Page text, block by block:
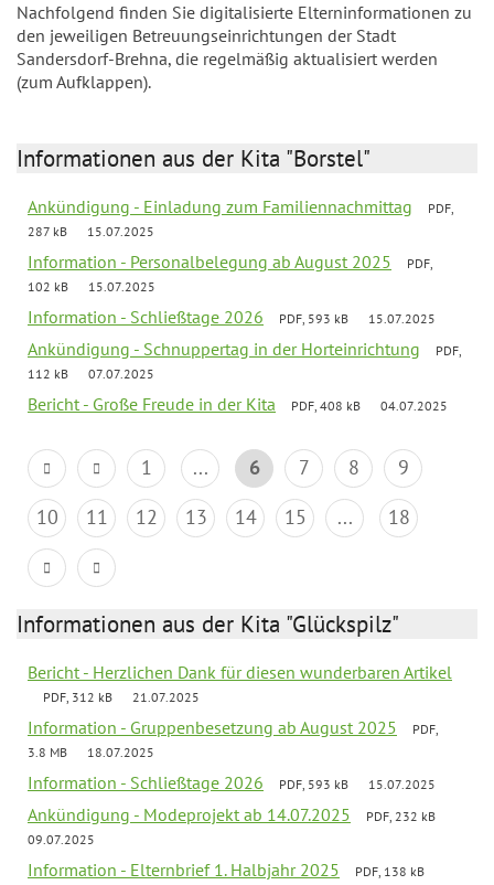
Nachfolgend finden Sie digitalisierte Elterninformationen zu
den jeweiligen Betreuungseinrichtungen der Stadt
Sandersdorf-Brehna, die regelmäßig aktualisiert werden
(zum Aufklappen).
Informationen aus der Kita "Borstel"
Ankündigung - Einladung zum Familiennachmittag
PDF,
287 kB
15.07.2025
Information - Personalbelegung ab August 2025
PDF,
102 kB
15.07.2025
Information - Schließtage 2026 PDF, 593 kB 15.07.2025
Ankündigung - Schnuppertag in der Horteinrichtung
PDF,
112 kB
07.07.2025
Bericht - Große Freude in der Kita PDF, 408 kB 04.07.2025
1 ... 6 7 8
9
10
11 12 13 14 15 ... 18
Informationen aus der Kita "Glückspilz"
Bericht - Herzlichen Dank für diesen wunderbaren Artikel
PDF, 312 kB 21.07.2025
Information - Gruppenbesetzung ab August 2025
PDF,
3.8 MB
18.07.2025
Information - Schließtage 2026 PDF, 593 kB 15.07.2025
Ankündigung - Modeprojekt ab 14.07.2025
PDF, 232 kB
09.07.2025
Information - Elternbrief 1. Halbjahr 2025
PDF, 138 kB